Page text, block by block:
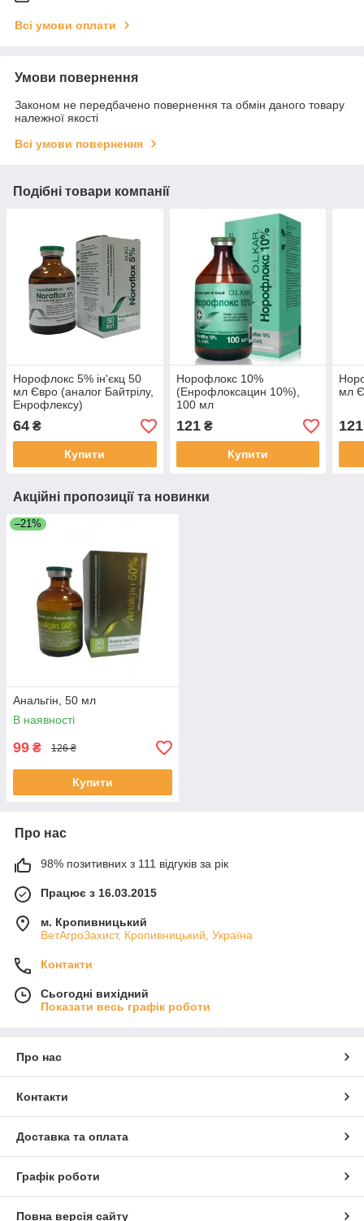
Всі умови оплати
Умови повернення
Законом не передбачено повернення та обмін даного товару
належної якості
Всі умови повернення
Подібні товари компанії
Норофлокс 5% ін'єкц 50
мл Євро (аналог Байтрілу,
Енрофлексу)
64 ₴
Купити
Норофлокс 10%
(Енрофлоксацин 10%),
100 мл
121₴
Купити
мл
121
Акційні пропозиції та новинки
–21%
Анальгін, 50 мл
В наявності
99 ₴ 126 ₴
Купити
Про нас
98% позитивних з 111 відгуків за рік
Працює з 16.03.2015
м. Кропивницький
ВетАгроЗахист, Кропивницький, Україна
Контакти
Сьогодні вихідний
Показати весь графік роботи
Про нас
Контакти
Доставка та оплата
Графік роботи
Повна версія сайту